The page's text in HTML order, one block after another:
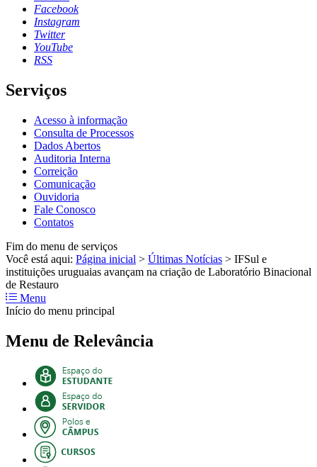
Facebook
Instagram
Twitter
YouTube
RSS
Serviços
Acesso à informação
Consulta de Processos
Dados Abertos
Auditoria Interna
Correição
Comunicação
Ouvidoria
Fale Conosco
Contatos
Fim do menu de serviços
Você está aqui: Página inicial > Últimas Notícias > IFSul e
instituições uruguaias avançam na criação de Laboratório Binacional
de Restauro
Menu
Início do menu principal
Menu de Relevância